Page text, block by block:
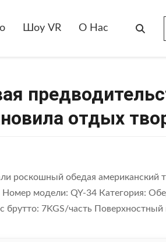
Шоу VR О Нас
отдых
роскошный обедая американский
модели: QY-34 Категория:
7KGS/часть Поверхностный